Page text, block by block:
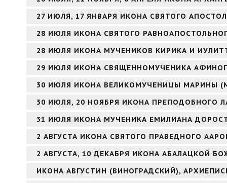
27 ИЮЛЯ, 17 ЯНВАРЯ ИКОНА СВЯТОГО
28 ИЮЛЯ ИКОНА СВЯТОГО
28 ИЮЛЯ ИКОНА МУЧЕНИКОВ КИРИКА И
29 ИЮЛЯ ИКОНА СВЯЩЕННОМУЧЕНИКА
30 ИЮЛЯ ИКОНА ВЕЛИКОМУЧЕНИЦЫ МАРИНЫ
30 ИЮЛЯ, 20 НОЯБРЯ ИКОНА ПРЕПОДОБНОГО
31 ИЮЛЯ ИКОНА МУЧЕНИКА ЕМИЛИАНА
2 АВГУСТА ИКОНА СВЯТОГО ПРАВЕДНОГО
2 АВГУСТА, 10 ДЕКАБРЯ ИКОНА АБАЛАЦКОЙ
ИКОНА АВГУСТИН (ВИНОГРАДСКИЙ),